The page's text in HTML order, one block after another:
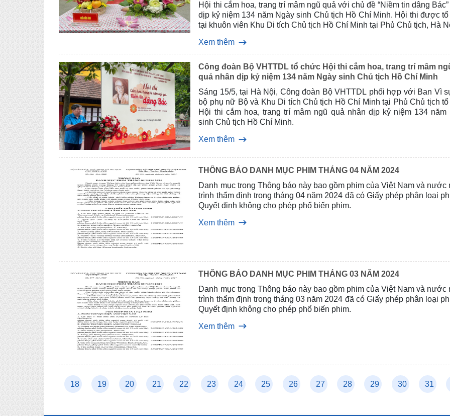
Hội thi cắm hoa, trang trí mâm ngũ quả với chủ đề “Niềm tin dâng
dịp kỷ niệm 134 năm Ngày sinh Chủ tịch Hồ Chí Minh. Hội thi được
tại khuôn viên Khu Di tích Chủ tịch Hồ Chí Minh tại Phủ Chủ tịch, Hà
Di sản – Văn hóa cơ sở, Khối Điện ảnh, Khối Nghệ thuật biểu diễn,
Tham mưu quản lý nhà nước, Khối Doanh nghiệp.
Xem thêm
Công đoàn Bộ VHTTDL tổ chức Hội thi cắm hoa, trang trí mâm
quả nhân dịp kỷ niệm 134 năm Ngày sinh Chủ tịch Hồ Chí Minh
Sáng 15/5, tại Hà Nội, Công đoàn Bộ VHTTDL phối hợp với Ban Vì
bộ phụ nữ Bộ và Khu Di tích Chủ tịch Hồ Chí Minh tại Phủ Chủ tịch
Hội thi cắm hoa, trang trí mâm ngũ quả nhân dịp kỷ niệm 134 năm
sinh Chủ tịch Hồ Chí Minh.
Xem thêm
THÔNG BÁO DANH MỤC PHIM THÁNG 04 NĂM 2024
Danh mục trong Thông báo này bao gồm phim của Việt Nam và nước
trình thẩm định trong tháng 04 năm 2024 đã có Giấy phép phân loại
Quyết định không cho phép phổ biến phim.
Xem thêm
THÔNG BÁO DANH MỤC PHIM THÁNG 03 NĂM 2024
Danh mục trong Thông báo này bao gồm phim của Việt Nam và nước
trình thẩm định trong tháng 03 năm 2024 đã có Giấy phép phân loại
Quyết định không cho phép phổ biến phim.
Xem thêm
18 19 20 21 22 23 24 25 26 27 28 29 30 31